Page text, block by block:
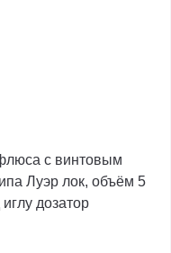
с винтовым
Луэр лок, объём 5
дозатор